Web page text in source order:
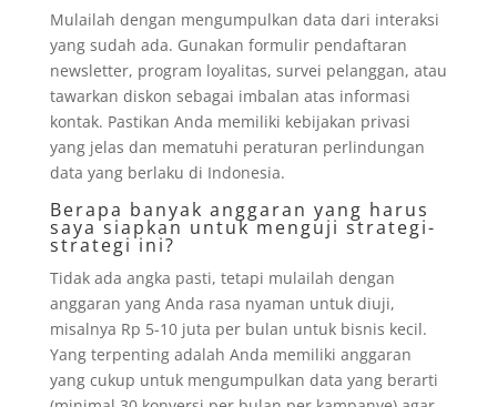
Mulailah dengan mengumpulkan data dari interaksi
yang sudah ada. Gunakan formulir pendaftaran
newsletter, program loyalitas, survei pelanggan, atau
tawarkan diskon sebagai imbalan atas informasi
kontak. Pastikan Anda memiliki kebijakan privasi
yang jelas dan mematuhi peraturan perlindungan
data yang berlaku di Indonesia.
Berapa banyak anggaran yang harus
saya siapkan untuk menguji strategi-
strategi ini?
Tidak ada angka pasti, tetapi mulailah dengan
anggaran yang Anda rasa nyaman untuk diuji,
misalnya Rp 5-10 juta per bulan untuk bisnis kecil.
Yang terpenting adalah Anda memiliki anggaran
yang cukup untuk mengumpulkan data yang berarti